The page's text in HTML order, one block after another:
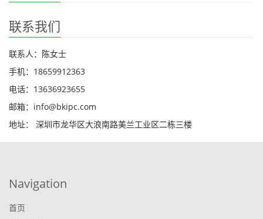
联系我们
联系人：陈女士
手机：18659912363
电话：13636923655
邮箱：info@bkipc.com
地址： 深圳市龙华区大浪南路美兰工业区二栋三楼
Navigation
首页